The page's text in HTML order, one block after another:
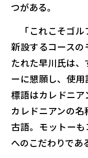
つがある。
「これこそゴ
新設するコース
たれた早川氏は、
ーに懇願し、使
標語はカレドニ
カレドニアンの
古語。モットー
へのこだわりであ